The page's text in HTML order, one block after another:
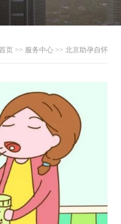
页>> 服务中心>> 北京助孕自怀